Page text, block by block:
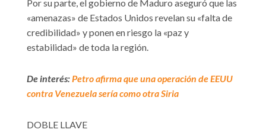
Por su parte, el gobierno de Maduro aseguró que las
«amenazas» de Estados Unidos revelan su «falta de
credibilidad» y ponen en riesgo la «paz y
estabilidad» de toda la región.
De interés: Petro afirma que una operación de EEUU
contra Venezuela sería como otra Siria
DOBLE LLAVE